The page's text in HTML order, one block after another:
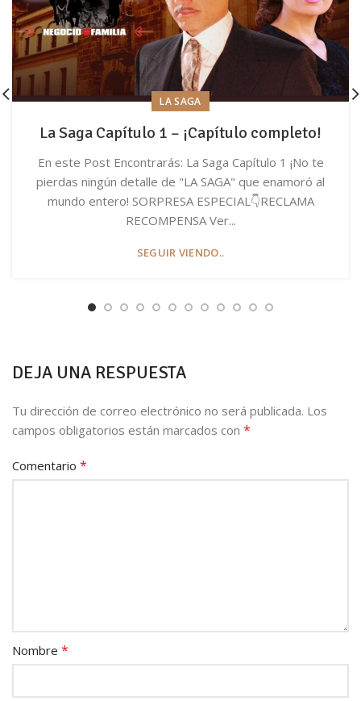
LA SAGA
La Saga Capítulo 1 – ¡Capítulo completo!
En este Post Encontrarás: La Saga Capítulo 1 ¡No te
pierdas ningún detalle de "LA SAGA" que enamoró al
mundo entero! SORPRESA ESPECIAL👇RECLAMA
RECOMPENSA Ver...
SEGUIR VIENDO..
DEJA UNA RESPUESTA
Tu dirección de correo electrónico no será publicada. Los
campos obligatorios están marcados con *
Comentario *
Nombre *